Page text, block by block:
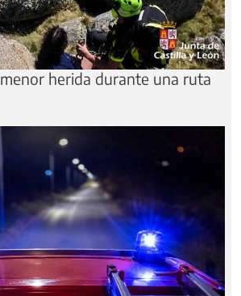
herida durante una ruta